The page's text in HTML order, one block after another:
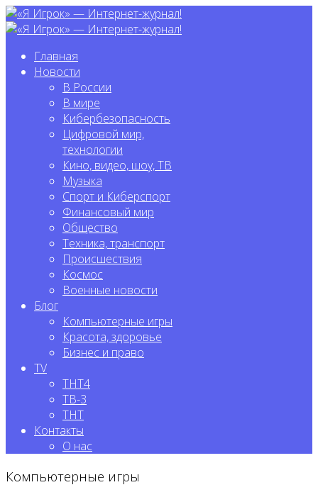
Главная
Новости
В России
В мире
Кибербезопасность
Цифровой мир,
технологии
Кино, видео, шоу, ТВ
Музыка
Спорт и Киберспорт
Финансовый мир
Общество
Техника, транспорт
Происшествия
Космос
Военные новости
Блог
Компьютерные игры
Красота, здоровье
Бизнес и право
TV
ТНТ4
ТВ-3
ТНТ
Контакты
О нас
Компьютерные игры